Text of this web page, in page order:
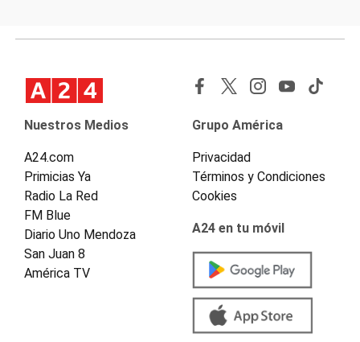
Nuestros Medios
A24.com
Primicias Ya
Radio La Red
FM Blue
Diario Uno Mendoza
San Juan 8
América TV
Grupo América
Privacidad
Términos y Condiciones
Cookies
A24 en tu móvil